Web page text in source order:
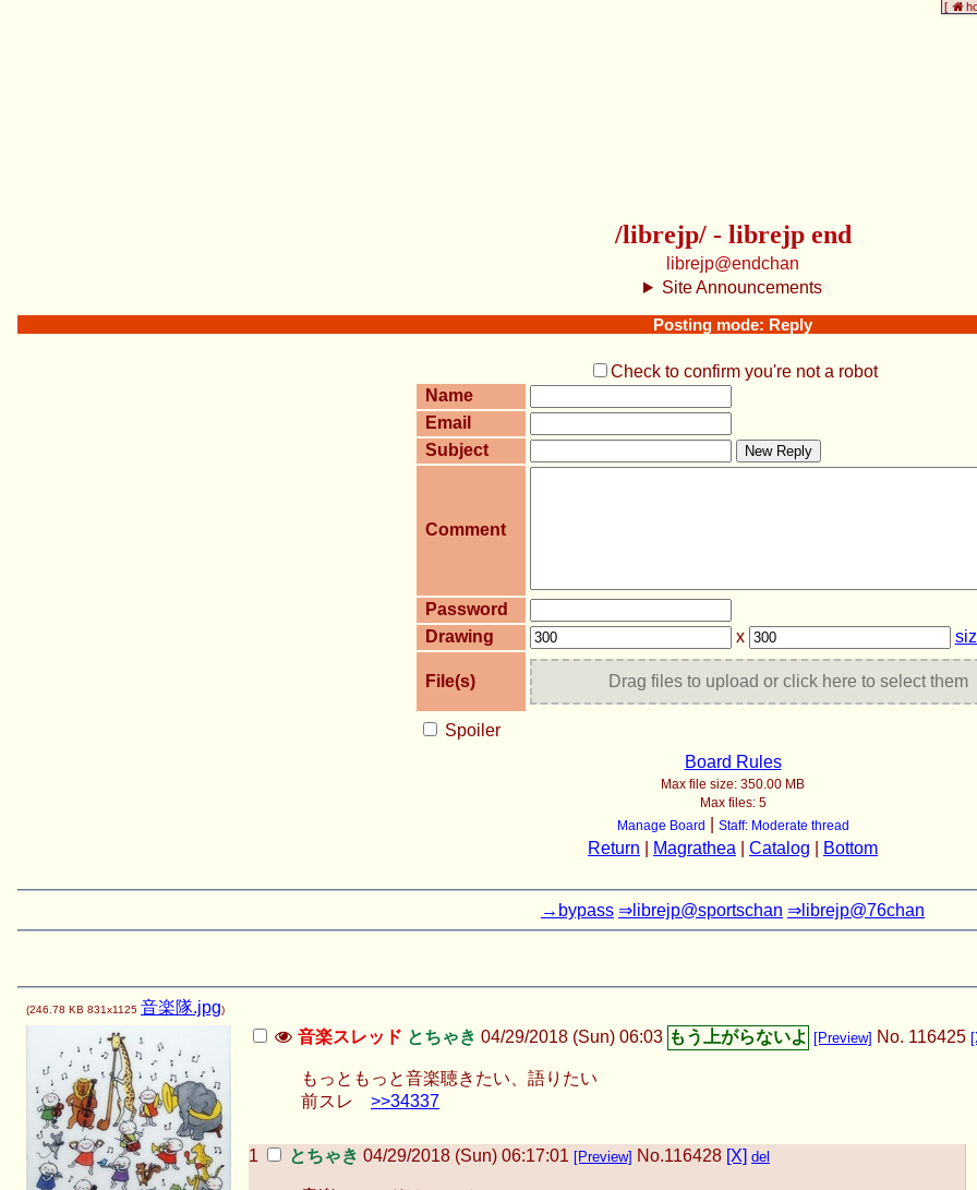
[
/librejp/ - librejp end
librejp@endchan
Site Announcements
Posting mode: Reply
Check to confirm you're not a robot
Name
Email
Subject
New Reply
Comment
Password
Drawing
x
File(s) Drag files to upload or click here to select them
Spoiler
Board Rules
Max file size: 350.00 MB
Max files: 5
Manage Board
Staff: Moderate thread
Return Magrathea Catalog Bottom
→bypass ⇒librejp@sportschan ⇒librejp@76chan
(246.78 KB 831x1125 音楽隊.jpg)
音楽スレッド とちゃき 04/29/2018 (Sun) 06:03 [Preview] No. 116425
もっともっと音楽聴きたい、語りたい
前スレ >>34337
とちゃき 04/29/2018 (Sun) 06:17:01 [Preview] No.116428 [X] del